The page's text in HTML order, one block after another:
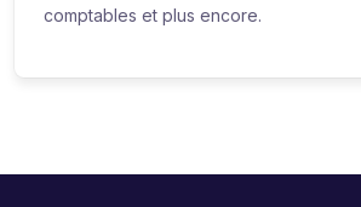
comptables et plus encore.